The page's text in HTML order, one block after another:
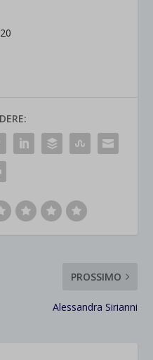
PROSSIMO
Alessandra Sirianni